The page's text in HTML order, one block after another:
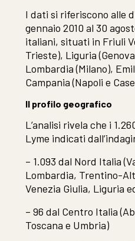
I dati si riferiscono alle
gennaio 2010 al 30
italiani, situati in Friuli
Trieste), Liguria
Lombardia (Milano),
Campania (Napoli e
Il profilo geografico
L’analisi rivela che i
Lyme indicati
– 1.093 dal Nord Italia
Lombardia, Trentino-
Venezia Giulia, Liguria
– 96 dal Centro Italia
Toscana e Umbria)